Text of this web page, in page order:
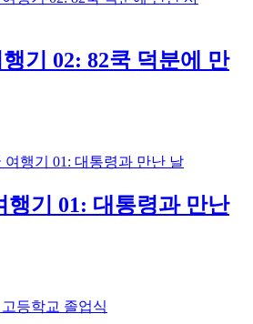
기 02: 82쿡 덕분에 만
행기 01: 대통령과 만난